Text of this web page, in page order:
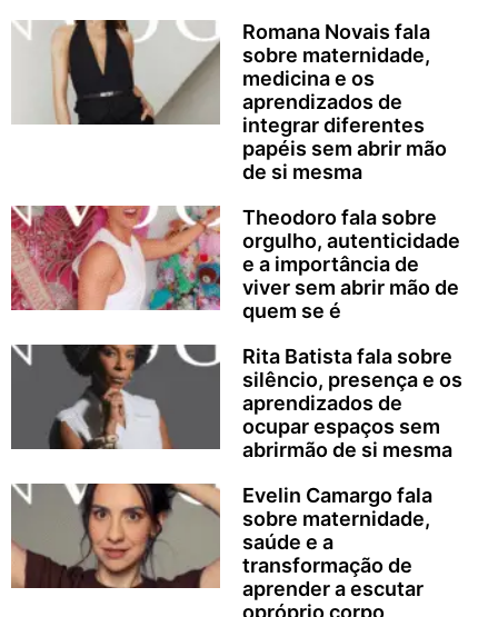
Romana Novais fala
sobre maternidade,
medicina e os
aprendizados de
integrar diferentes
papéis sem abrir mão
de si mesma
Theodoro fala sobre
orgulho, autenticidade
e a importância de
viver sem abrir mão de
quem se é
Rita Batista fala sobre
silêncio, presença e os
aprendizados de
ocupar espaços sem
abrirmão de si mesma
Evelin Camargo fala
sobre maternidade,
saúde e a
transformação de
aprender a escutar